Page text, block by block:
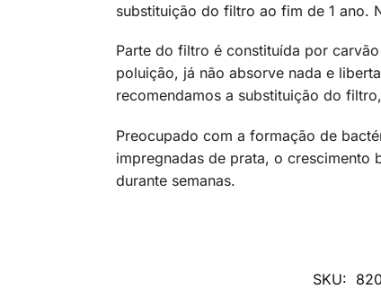
substituição do filtro ao fim de 1 ano.
Parte do filtro é constituída por
poluição, já não absorve nada e
recomendamos a substituição do
Preocupado com a formação de
impregnadas de prata, o crescimento
durante semanas.
SKU: